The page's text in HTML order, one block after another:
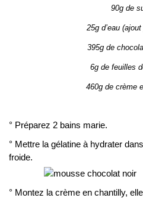
90g de
25g d’eau
395g de
6g de feuilles
460g de crème
° Préparez 2 bains marie.
° Mettre la gélatine à hydrater
froide.
° Montez la crème en chantilly,